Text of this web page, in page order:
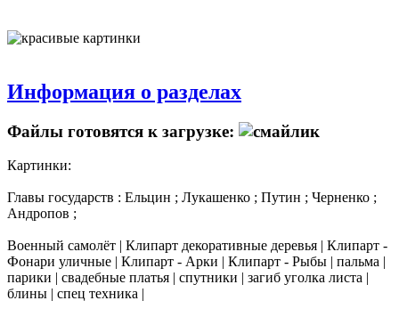
Информация о разделах
Файлы готовятся к загрузке:
Картинки:
Главы государств : Ельцин ; Лукашенко ; Путин ; Черненко ;
Андропов ;
Военный самолёт | Клипарт декоративные деревья | Клипарт -
Фонари уличные | Клипарт - Арки | Клипарт - Рыбы | пальма |
парики | свадебные платья | спутники | загиб уголка листа |
блины | спец техника |